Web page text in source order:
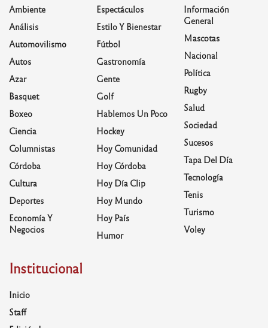
Ambiente
Análisis
Automovilismo
Autos
Azar
Basquet
Boxeo
Ciencia
Columnistas
Córdoba
Cultura
Deportes
Economía Y
Negocios
Espectáculos
Estilo Y Bienestar
Fútbol
Gastronomía
Gente
Golf
Hablemos Un Poco
Hockey
Hoy Comunidad
Hoy Córdoba
Hoy Día Clip
Hoy Mundo
Hoy País
Humor
Información
General
Mascotas
Nacional
Política
Rugby
Salud
Sociedad
Sucesos
Tapa Del Día
Tecnología
Tenis
Turismo
Voley
Institucional
Inicio
Staff